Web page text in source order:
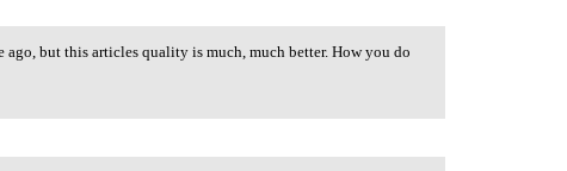
ago, but this articles quality is much, much better. How you do